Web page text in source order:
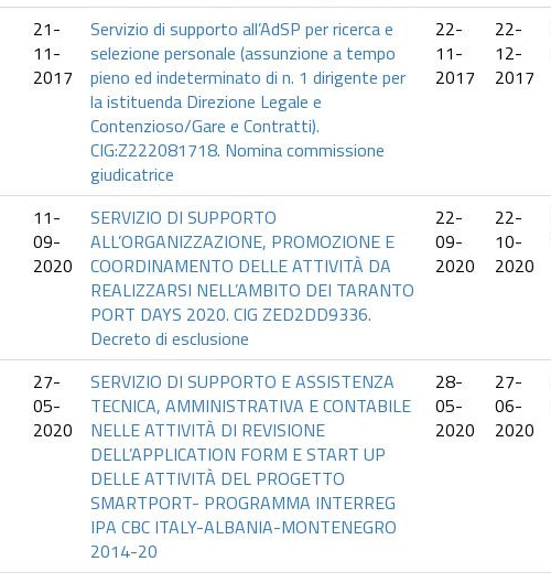
21-
11-
2017
Servizio di supporto all’AdSP per ricerca e
selezione personale (assunzione a tempo
pieno ed indeterminato di n. 1 dirigente per
la istituenda Direzione Legale e
Contenzioso/Gare e Contratti).
CIG:Z222081718. Nomina commissione
giudicatrice
22-
11-
2017
22-
12-
2017
11-
09-
2020
SERVIZIO DI SUPPORTO
ALL’ORGANIZZAZIONE, PROMOZIONE E
COORDINAMENTO DELLE ATTIVITÀ DA
REALIZZARSI NELL’AMBITO DEI TARANTO
PORT DAYS 2020. CIG ZED2DD9336.
Decreto di esclusione
22-
09-
2020
22-
10-
2020
27-
05-
2020
SERVIZIO DI SUPPORTO E ASSISTENZA
TECNICA, AMMINISTRATIVA E CONTABILE
NELLE ATTIVITÀ DI REVISIONE
DELL’APPLICATION FORM E START UP
DELLE ATTIVITÀ DEL PROGETTO
SMARTPORT- PROGRAMMA INTERREG
IPA CBC ITALY-ALBANIA-MONTENEGRO
2014-20
28-
05-
2020
27-
06-
2020